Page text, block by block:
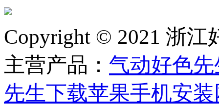
Copyright © 2021 浙
主营产品： 气动好色
先生下载苹果手机安